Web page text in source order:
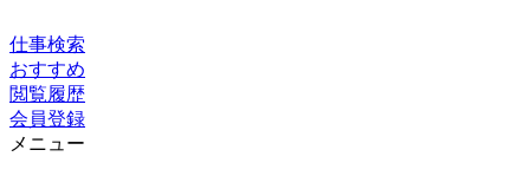
仕事検索
おすすめ
閲覧履歴
会員登録
メニュー